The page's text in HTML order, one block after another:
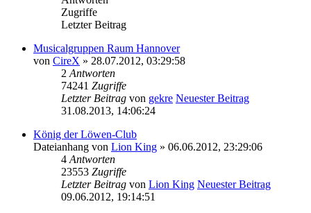
Zugriffe
Letzter Beitrag
Musicalgruppen Raum Hannover
von CireX » 28.07.2012, 03:29:58
2 Antworten
74241 Zugriffe
Letzter Beitrag von gekre Neuester Beitrag
31.08.2013, 14:06:24
König der Löwen-Club
Dateianhang von Lion King » 06.06.2012, 23:29:06
4 Antworten
23553 Zugriffe
Letzter Beitrag von Lion King Neuester Beitrag
09.06.2012, 19:14:51